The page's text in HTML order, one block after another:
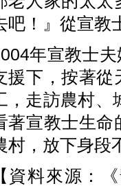
吧！』從宣教
年宣教士
援下，按著從
，走訪農村、
著宣教士生命
村，放下身段
【資料來源：